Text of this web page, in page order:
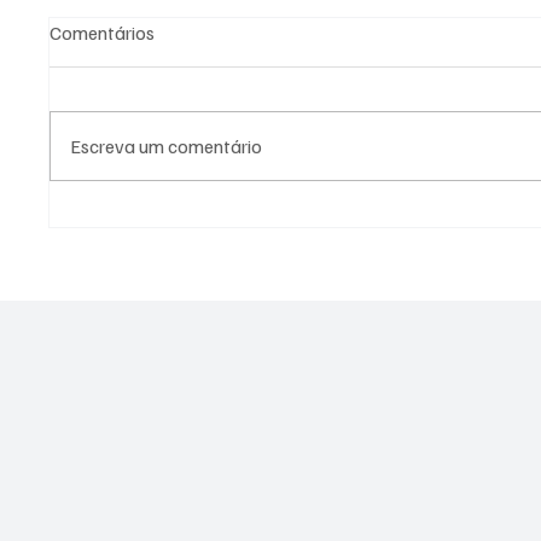
Comentários
Escreva um comentário